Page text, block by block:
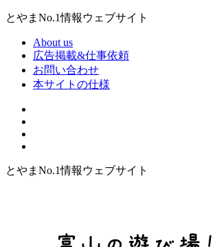
とやまNo.1情報ウェブサイト
About us
広告掲載&仕事依頼
お問い合わせ
本サイトの仕様
とやまNo.1情報ウェブサイト